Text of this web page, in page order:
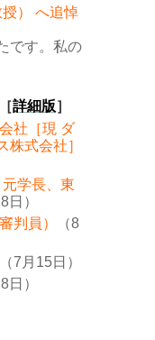
授） へ追悼
です。私の
詳細版］
社［現 ダ
株式会社］
学長、東
日）
判員）
（8
（7月15日）
日）